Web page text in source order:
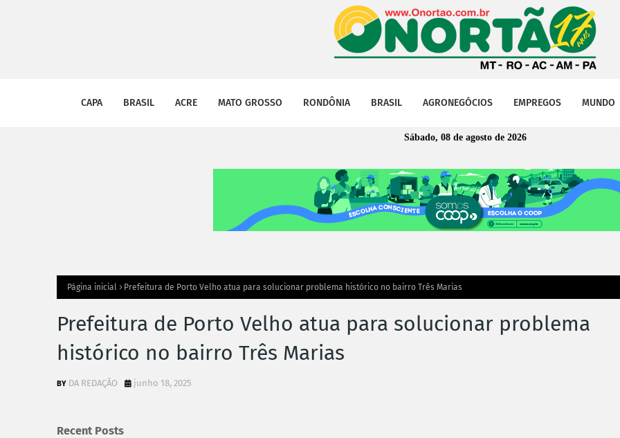
CAPA BRASIL ACRE MATO GROSSO RONDÔNIA BRASIL AGRONEGÓCIOS EMPREGOS MUNDO
Sábado, 08 de agosto de 2026
Página inicial Prefeitura de Porto Velho atua para solucionar problema histórico no bairro Três Marias
Prefeitura de Porto Velho atua para solucionar problema
histórico no bairro Três Marias
DA REDAÇÃO junho 18, 2025
Recent Posts